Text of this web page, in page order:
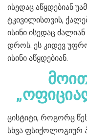
ისედაც აწყდებიან
ტკივილისთვის,
ისინი ისედაც
დროს. ეს კიდევ
ისინი აწყდებიან.
ცისტიტი, როგორც
სხვა ფსიქოლოგიურ